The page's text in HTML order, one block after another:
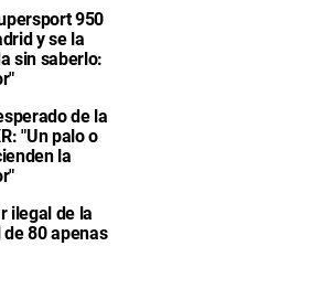
950
y se la
sin saberlo:
de la
"Un palo o
la
ilegal de la
de 80 apenas